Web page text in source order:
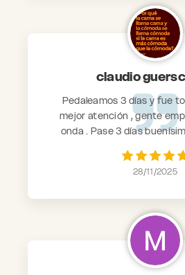
claudio
Pedaleamos 3 días y fue
mejor atención , gente
onda . Pase 3 días
28/11/2025